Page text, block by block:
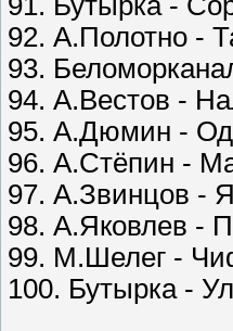
92. А.Полотно -
93.
94. А.Вестов -
95. А.Дюмин -
96. А.Стёпин -
97. А.Звинцов -
98. А.Яковлев -
99. М.Шелег -
100. Бутырка -